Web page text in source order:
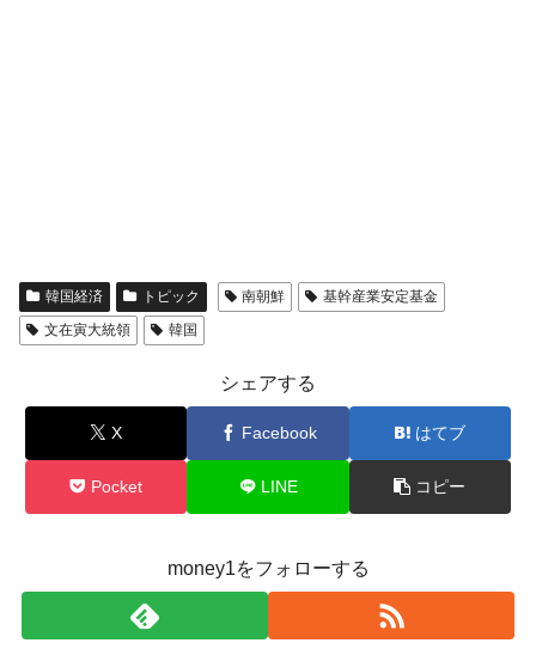
韓国経済 トピック 南朝鮮
基幹産業安定基金
文在寅大統領
韓国
シェアする
X Facebook はてブ
Pocket LINE コピー
money1をフォローする